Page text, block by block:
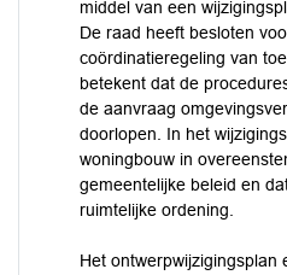
middel van een
De raad heeft besloten
coördinatieregeling van
betekent dat de
de aanvraag
doorlopen. In het
woningbouw in
gemeentelijke beleid en
ruimtelijke ordening.
Het ontwerpwijzigingsplan